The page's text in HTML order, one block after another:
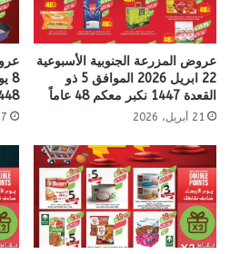
عروض المزرعة الجنوبية الأسبوعية
22 ابريل 2026 الموافق 5 ذو
القعدة 1447 نكبر معكم 48 عاماً
21 أبريل، 2026
1448 عروض
7 يوليو، 2026